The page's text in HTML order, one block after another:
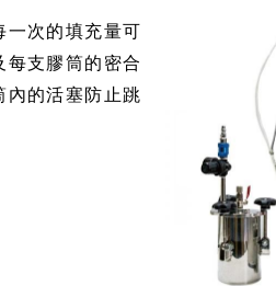
一次的填充量可
每支膠筒的密合
內的活塞防止跳